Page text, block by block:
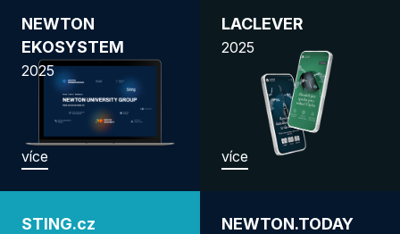
NEWTON
EKOSYSTEM
2025
více
LACLEVER
2025
více
STING.cz NEWTON.TODAY